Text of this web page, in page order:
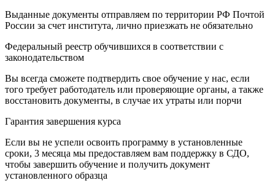
Выданные документы отправляем по территории РФ Почтой
России за счет института, лично приезжать не обязательно
Федеральный реестр обучившихся в соответствии с
законодательством
Вы всегда сможете подтвердить свое обучение у нас, если
того требует работодатель или проверяющие органы, а также
восстановить документы, в случае их утраты или порчи
Гарантия завершения курса
Если вы не успели освоить программу в установленные
сроки, 3 месяца мы предоставляем вам поддержку в СДО,
чтобы завершить обучение и получить документ
установленного образца